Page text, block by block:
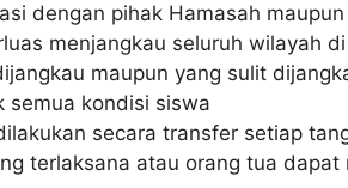
dengan pihak Hamasah
menjangkau seluruh wilayah
maupun yang sulit
semua kondisi siswa
secara transfer setiap
terlaksana atau orang tua